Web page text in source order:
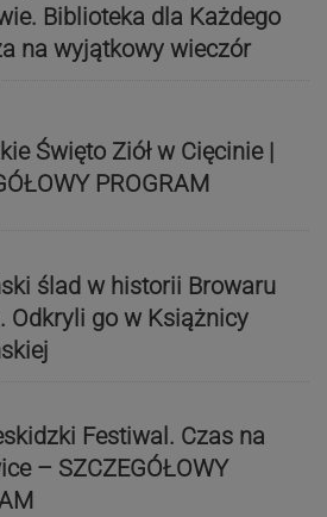
Biblioteka dla Każdego
na wyjątkowy wieczór
Święto Ziół w Cięcinie |
PROGRAM
ślad w historii Browaru
Odkryli go w Książnicy
Festiwal. Czas na
– SZCZEGÓŁOWY